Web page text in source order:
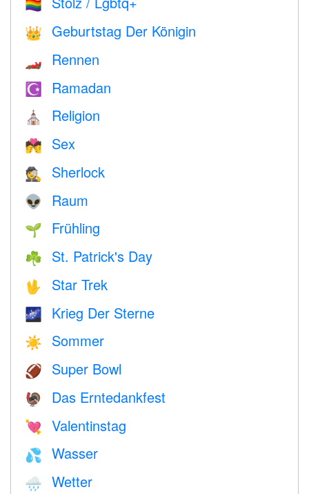
🏳️‍🌈
👑 Geburtstag Der Königin
🏎 Rennen
☪️ Ramadan
⛪️ Religion
💏 Sex
🕵️ Sherlock
👽 Raum
🌱 Frühling
☘️ St. Patrick's Day
🖖 Star Trek
🌌 Krieg Der Sterne
☀️ Sommer
🏈 Super Bowl
🦃 Das Erntedankfest
💘 Valentinstag
💦 Wasser
🌧 Wetter